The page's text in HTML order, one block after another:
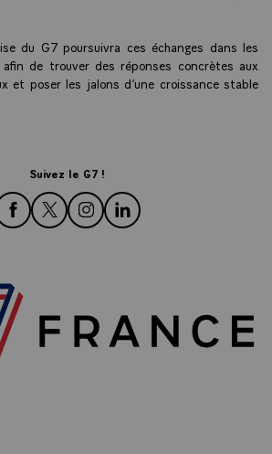
du G7 poursuivra ces échanges dans les
afin de trouver des réponses concrètes aux
et poser les jalons d’une croissance stable
Suivez le G7 !
rejoignez-nous sur Facebook
rejoignez-nous sur Twitter
rejoignez-nous sur
rejoignez-nous sur